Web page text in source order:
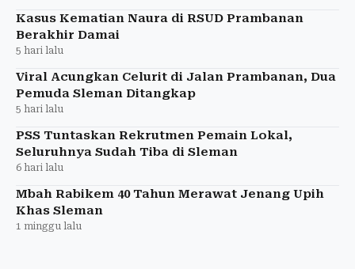
Kasus Kematian Naura di RSUD Prambanan
Berakhir Damai
5 hari lalu
Viral Acungkan Celurit di Jalan Prambanan, Dua
Pemuda Sleman Ditangkap
5 hari lalu
PSS Tuntaskan Rekrutmen Pemain Lokal,
Seluruhnya Sudah Tiba di Sleman
6 hari lalu
Mbah Rabikem 40 Tahun Merawat Jenang Upih
Khas Sleman
1 minggu lalu